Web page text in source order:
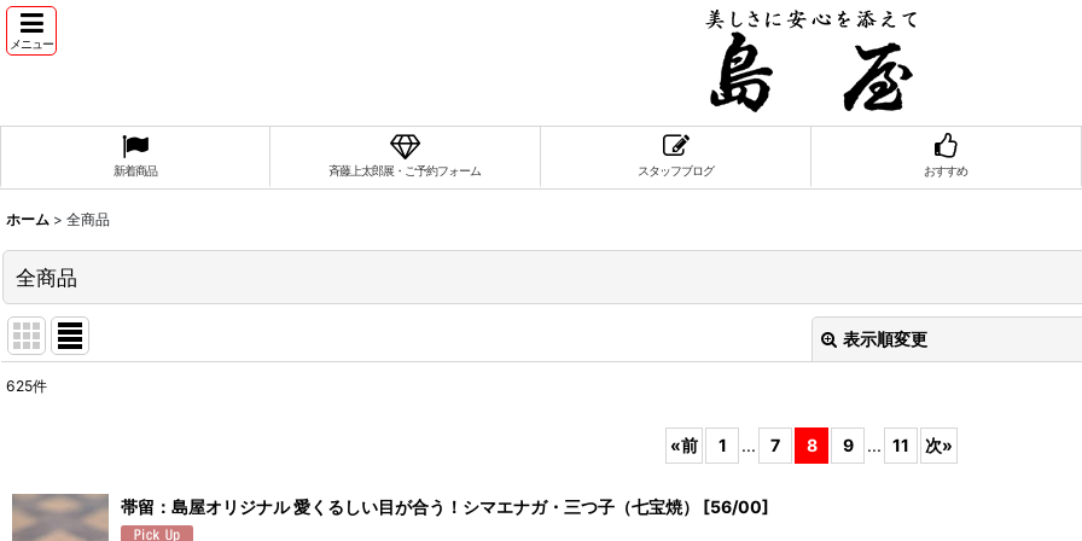
メニュー
新着商品 斉藤上太郎展・ご予約フォーム スタッフブログ おすすめ
ホーム > 全商品
全商品
表示順変更
625件
«前 1 ... 7 8 9 ... 11 次»
帯留：島屋オリジナル 愛くるしい目が合う！シマエナガ・三つ子（七宝焼） [56/00]